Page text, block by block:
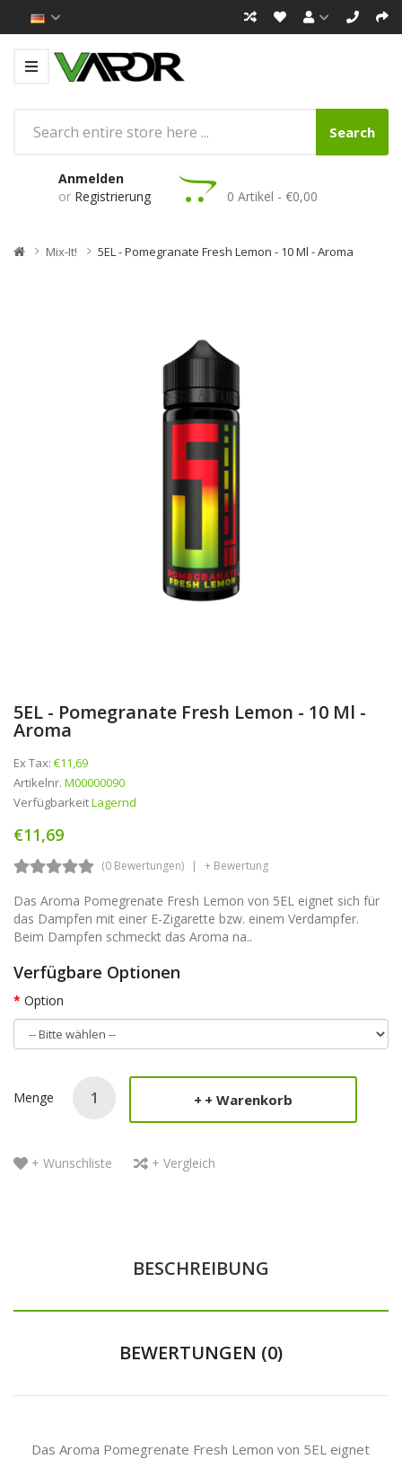
Search
Anmelden
or Registrierung 0 Artikel - €0,00
Mix-It! 5EL - Pomegranate Fresh Lemon - 10 Ml - Aroma
5EL - Pomegranate Fresh Lemon - 10 Ml -
Aroma
Ex Tax: €11,69
Artikelnr. M00000090
VerfügbarkeitLagernd
€11,69
(0 Bewertungen) + Bewertung
Das Aroma Pomegrenate Fresh Lemon von 5EL eignet sich für
das Dampfen mit einer E-Zigarette bzw. einem Verdampfer.
Beim Dampfen schmeckt das Aroma na..
Verfügbare Optionen
Option
Menge + Warenkorb
+ Wunschliste + Vergleich
BESCHREIBUNG
BEWERTUNGEN (0)
Das Aroma Pomegrenate Fresh Lemon von 5EL eignet